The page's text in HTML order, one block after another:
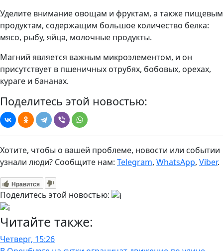
Уделите внимание овощам и фруктам, а также пищевым
продуктам, содержащим большое количество белка:
мясо, рыбу, яйца, молочные продукты.
Магний является важным микроэлементом, и он
присутствует в пшеничных отрубях, бобовых, орехах,
кураге и бананах.
Поделитесь этой новостью:
Хотите, чтобы о вашей проблеме, новости или событии
узнали люди? Сообщите нам: Telegram, WhatsApp, Viber.
Нравится
Поделитесь этой новостью:
Читайте также:
Четверг, 15:26